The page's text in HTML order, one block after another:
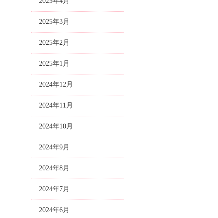
2025年3月
2025年2月
2025年1月
2024年12月
2024年11月
2024年10月
2024年9月
2024年8月
2024年7月
2024年6月